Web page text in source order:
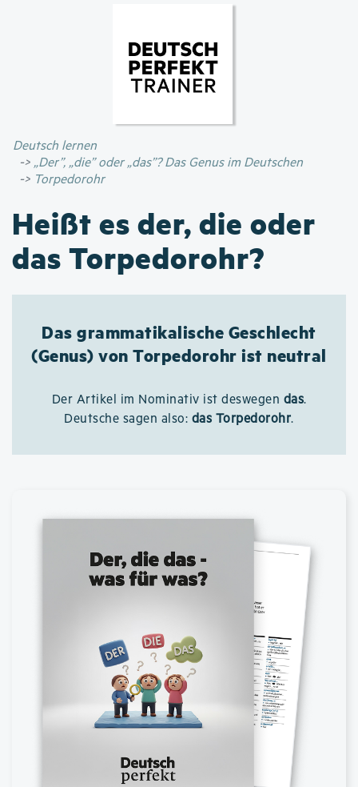
Inhalt
Deutsch lernen
„Der”, „die” oder „das”? Das Genus im Deutschen
Torpedorohr
Heißt es der, die oder
das Torpedorohr?
Das grammatikalische Geschlecht
(Genus) von Torpedorohr ist neutral
Der Artikel im Nominativ ist deswegen das.
Deutsche sagen also: das Torpedorohr.